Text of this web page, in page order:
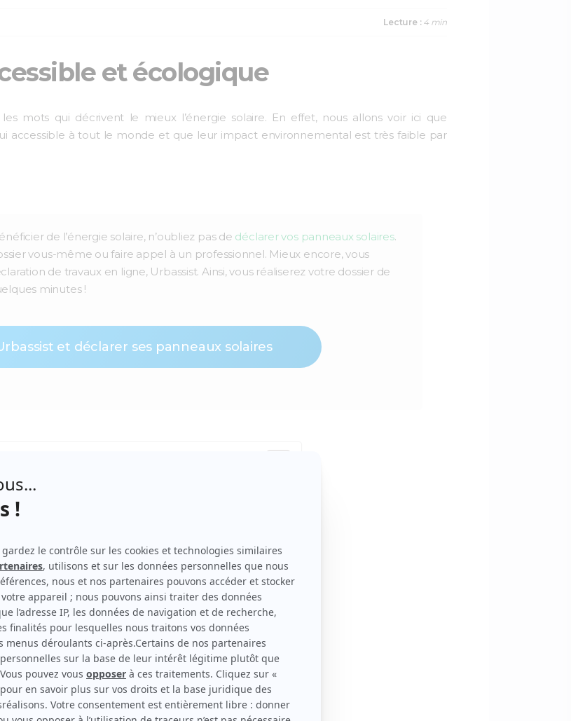
c
i
n
Lecture : 4 min
et écologique
les mots qui décrivent le mieux l’énergie solaire. En effet, nous allons voir ici que
accessible à tout le monde et que leur impact environnemental est très faible par
de l’énergie solaire, n’oubliez pas de déclarer vos panneaux solaires.
vous-même ou faire appel à un professionnel. Mieux encore, vous
de travaux en ligne, Urbassist. Ainsi, vous réaliserez votre dossier de
minutes !
et déclarer ses panneaux solaires
c’est quoi ?
photovoltaïque
thermique
qui se rentabilise facilement
encouragée par l’Etat via des aides financières
de l’énergie solaire
gaz à effet de serre rejeté dans l’atmosphère
de moins en moins polluante
?